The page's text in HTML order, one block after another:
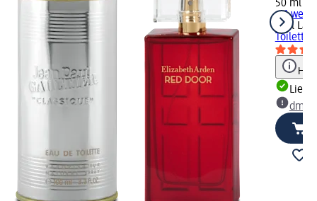
50 ml
+ 1
Karl
Toilette
dm